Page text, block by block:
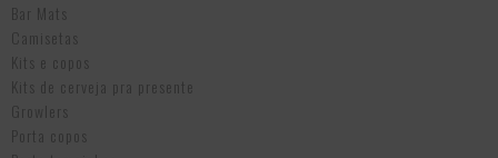
Bar Mats
Camisetas
Kits e copos
Kits de cerveja pra presente
Growlers
Porta copos